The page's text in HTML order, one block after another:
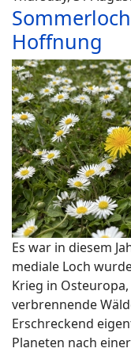
Hoffnung
Es war in diesem
mediale Loch
Krieg in
verbrennende
Erschreckend
Planeten nach